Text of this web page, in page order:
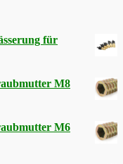
für
M8
M6